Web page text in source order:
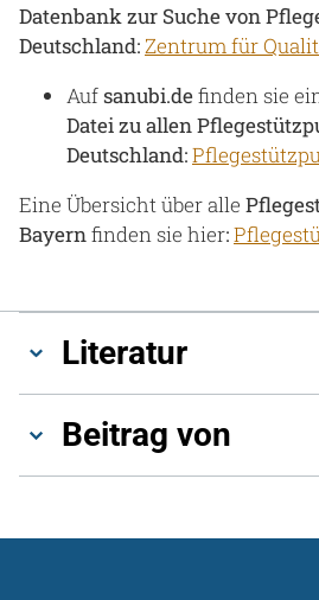
Datenbank zur Suche von
Deutschland:Zentrum für
Aufsanubi.definden sie
Datei zu allen
Deutschland:
Eine Übersicht über alle
Bayernfinden sie hier:
Literatur
Beitrag von